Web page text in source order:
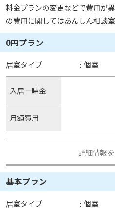
料金プランの変更などで費用が
の費用に関してはあんしん相談
0円プラン
居室タイプ : 個室
入居一時金
月額費用
詳細情報
基本プラン
居室タイプ : 個室